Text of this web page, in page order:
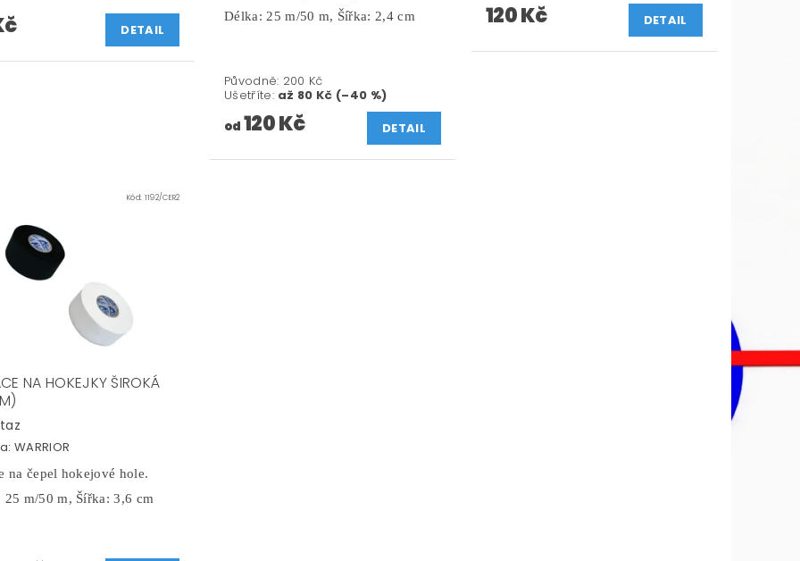
DETAIL
Délka: 25 m/50 m, Šířka: 2,4 cm
Původně: 200 Kč
Ušetříte: až 80 Kč (–40 %)
od 120 Kč DETAIL
120 Kč DETAIL
Kód: 1192/CER2
NA HOKEJKY ŠIROKÁ
WARRIOR
na čepel hokejové hole.
25 m/50 m, Šířka: 3,6 cm